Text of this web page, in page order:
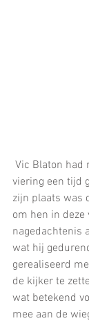
viering een tijd
zijn plaats was
om hen in
nagedachtenis
wat hij
gerealiseerd
de kijker te
wat betekend
mee aan de